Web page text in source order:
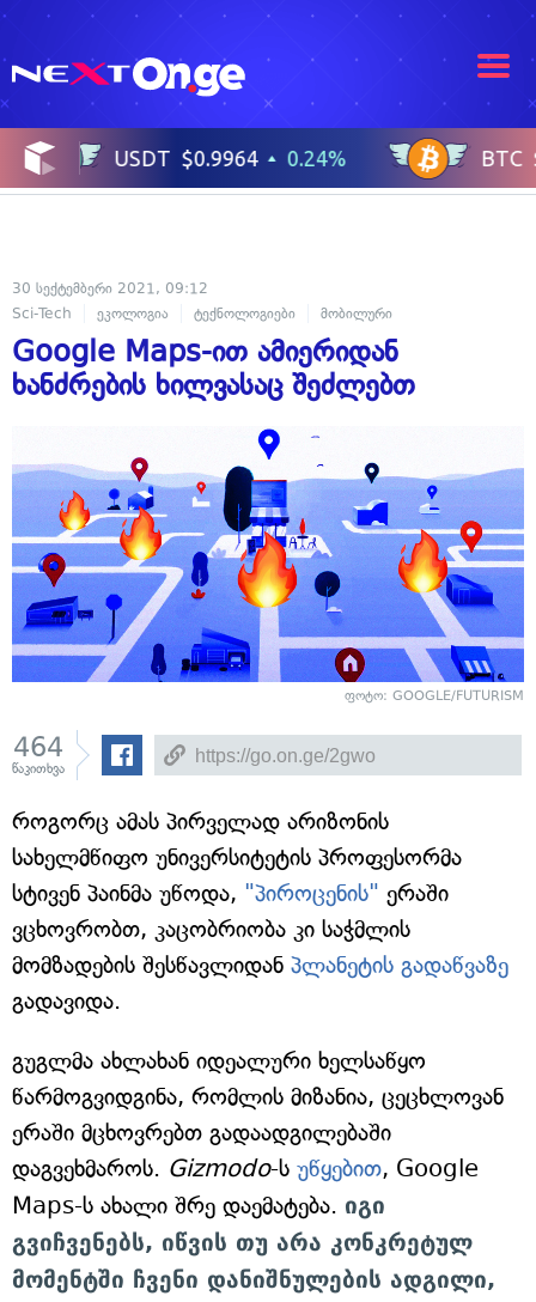
30 სექტემბერი 2021, 09:12
Sci-Tech
ეკოლოგია ტექნოლოგიები მობილური
Google Maps-ით ამიერიდან
ხანძრების ხილვასაც შეძლებთ
ფოტო: GOOGLE/FUTURISM
464
წაკითხვა
როგორც ამას პირველად არიზონის
სახელმწიფო უნივერსიტეტის პროფესორმა
სტივენ პაინმა უწოდა, "პიროცენის" ერაში
ვცხოვრობთ, კაცობრიობა კი საჭმლის
მომზადების შესწავლიდან პლანეტის გადაწვაზე
გადავიდა.
გუგლმა ახლახან იდეალური ხელსაწყო
წარმოგვიდგინა, რომლის მიზანია, ცეცხლოვან
ერაში მცხოვრებთ გადაადგილებაში
დაგვეხმაროს. Gizmodo-ს უწყებით, Google
Maps-ს ახალი შრე დაემატება. იგი
გვიჩვენებს, იწვის თუ არა კონკრეტულ
მომენტში ჩვენი დანიშნულების ადგილი,